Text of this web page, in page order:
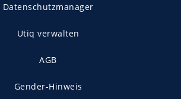
Datenschutzmanager
Utiq verwalten
AGB
Gender-Hinweis